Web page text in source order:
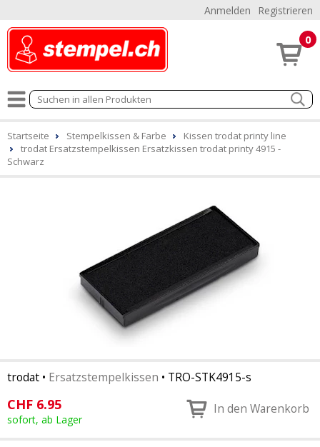
Anmelden Registrieren
0
Startseite Stempelkissen & Farbe
Kissen trodat printy line
trodat Ersatzstempelkissen Ersatzkissen trodat printy 4915 -
Schwarz
trodat • Ersatzstempelkissen • TRO-STK4915-s
CHF 6.95
sofort, ab Lager
In den Warenkorb